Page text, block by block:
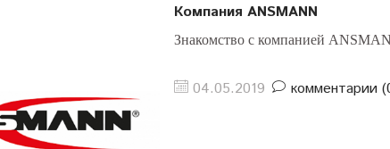
Компания ANSMANN
Знакомство с компанией
04.05.2019 комментарии